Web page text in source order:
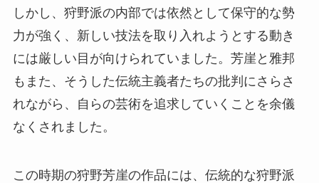
しかし、狩野派の内部では依然として保守的な勢
力が強く、新しい技法を取り入れようとする動き
には厳しい目が向けられていました。芳崖と雅邦
もまた、そうした伝統主義者たちの批判にさらさ
れながら、自らの芸術を追求していくことを余儀
なくされました。
この時期の狩野芳崖の作品には、伝統的な狩野派